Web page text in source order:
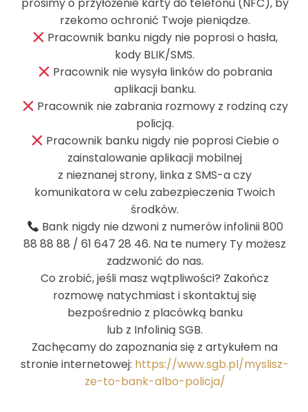
kkoc@inobank.pl
Anna Gruszka-Kaleta
Doradca Biznes
572 568 967
kredyty@inobank.pl
Uproszczona Księgowość
prosimy o przyłożenie karty do telefonu (NFC), by
rzekomo ochronić Twoje pieniądze.
Pracownik banku nigdy nie poprosi o hasła,
kody BLIK/SMS.
Pracownik nie wysyła linków do pobrania
aplikacji banku.
Pracownik nie zabrania rozmowy z rodziną czy
policją.
Pracownik banku nigdy nie poprosi Ciebie o
zainstalowanie aplikacji mobilnej
z nieznanej strony, linka z SMS-a czy
komunikatora w celu zabezpieczenia Twoich
środków.
Bank nigdy nie dzwoni z numerów infolinii 800
88 88 88 / 61 647 28 46. Na te numery Ty możesz
zadzwonić do nas.
Co zrobić, jeśli masz wątpliwości? Zakończ
rozmowę natychmiast i skontaktuj się
bezpośrednio z placówką banku
lub z Infolinią SGB.
Zachęcamy do zapoznania się z artykułem na
stronie internetowej: https://www.sgb.pl/myslisz-
ze-to-bank-albo-policja/